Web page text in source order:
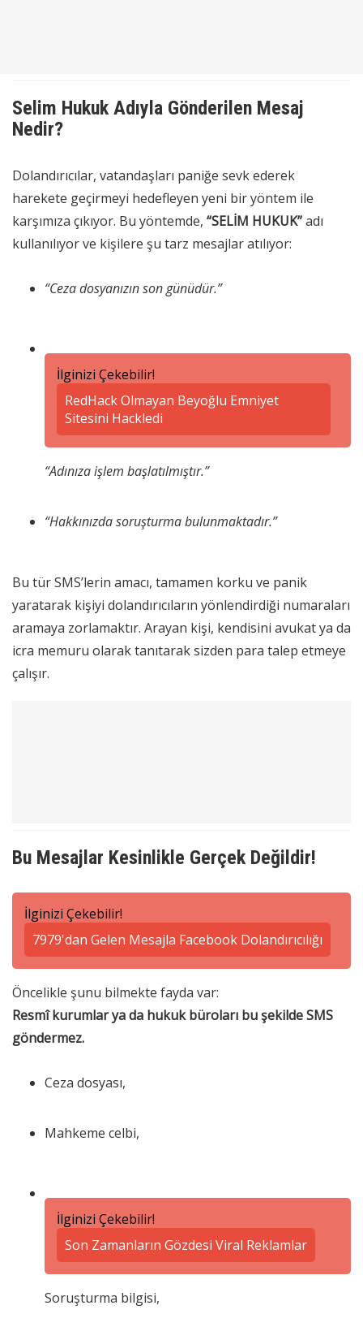
Selim Hukuk Adıyla Gönderilen Mesaj
Nedir?
Dolandırıcılar, vatandaşları paniğe sevk ederek
harekete geçirmeyi hedefleyen yeni bir yöntem ile
karşımıza çıkıyor. Bu yöntemde, “SELİM HUKUK”adı
kullanılıyor ve kişilere şu tarz mesajlar atılıyor:
“Ceza dosyanızın son günüdür.”
İlginizi Çekebilir!
RedHack Olmayan Beyoğlu Emniyet
Sitesini Hackledi
“Adınıza işlem başlatılmıştır.”
“Hakkınızda soruşturma bulunmaktadır.”
Bu tür SMS’lerin amacı, tamamen korku ve panik
yaratarak kişiyi dolandırıcıların yönlendirdiği numaraları
aramaya zorlamaktır. Arayan kişi, kendisini avukat ya da
icra memuru olarak tanıtarak sizden para talep etmeye
çalışır.
Bu Mesajlar Kesinlikle Gerçek Değildir!
İlginizi Çekebilir!
7979'dan Gelen Mesajla Facebook Dolandırıcılığı
Öncelikle şunu bilmekte fayda var:
Resmî kurumlar ya da hukuk büroları bu şekilde SMS
göndermez.
Ceza dosyası,
Mahkeme celbi,
İlginizi Çekebilir!
Son Zamanların Gözdesi Viral Reklamlar
Soruşturma bilgisi,